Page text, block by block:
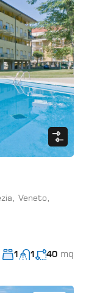
Veneto,
1 1 40 mq